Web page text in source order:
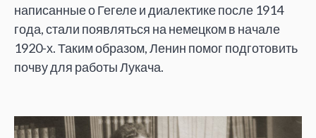
написанные о Гегеле и диалектике после 1914
года, стали появляться на немецком в начале
1920-х. Таким образом, Ленин помог подготовить
почву для работы Лукача.